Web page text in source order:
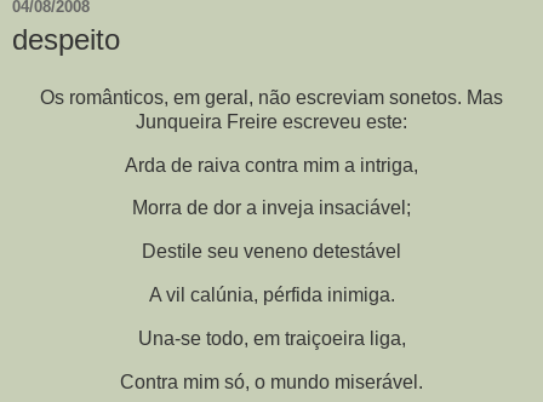
04/08/2008
despeito
Os românticos, em geral, não escreviam sonetos. Mas
Junqueira Freire escreveu este:
Arda de raiva contra mim a intriga,
Morra de dor a inveja insaciável;
Destile seu veneno detestável
A vil calúnia, pérfida inimiga.
Una-se todo, em traiçoeira liga,
Contra mim só, o mundo miserável.